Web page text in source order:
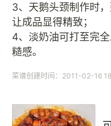
3、天鹅头颈制作时
让成品显得精致；
4、淡奶油可打至完
糙感。
菜谱创建时间：2011-02-16